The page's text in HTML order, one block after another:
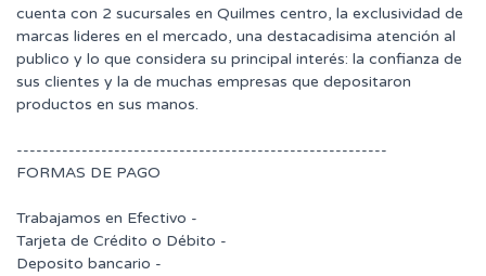
cuenta con 2 sucursales en Quilmes centro, la exclusividad de
marcas lideres en el mercado, una destacadisima atención al
publico y lo que considera su principal interés: la confianza de
sus clientes y la de muchas empresas que depositaron
productos en sus manos.
---------------------------------------------------------
FORMAS DE PAGO
Trabajamos en Efectivo -
Tarjeta de Crédito o Débito -
Deposito bancario -